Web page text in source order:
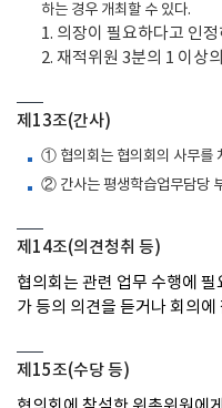
하는 경우 개최할 수 있다.
1. 의장이 필요하다고 인
2. 재적위원 3분의 1 이상
제13조(간사)
① 협의회는 협의회의 사무를
② 간사는 평생학습업무담당
제14조(의견청취 등)
협의회는 관련 업무 수행에
가 등의 의견을 듣거나 회의에
제15조(수당 등)